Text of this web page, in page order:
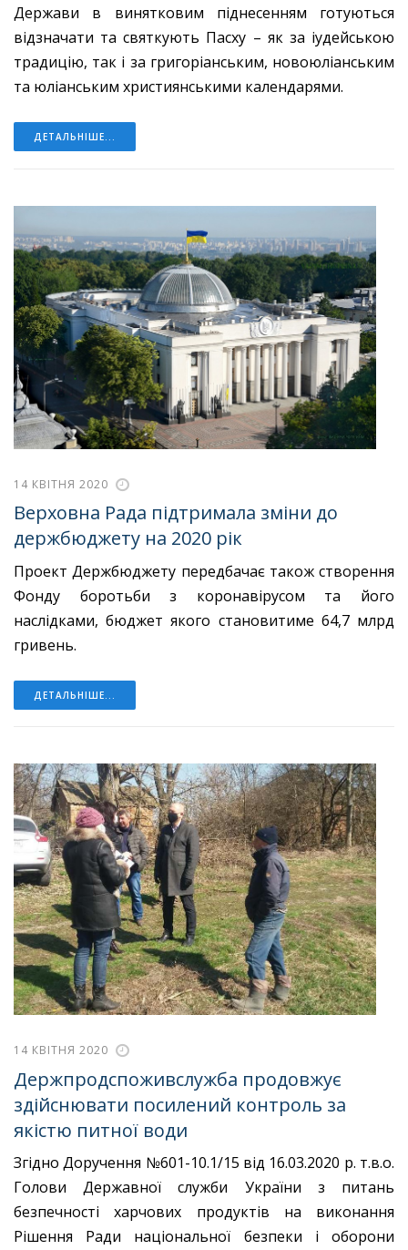
Держави в винятковим піднесенням готуються
відзначати та святкують Пасху – як за іудейською
традицію, так і за григоріанським, новоюліанським
та юліанським християнськими календарями.
ДЕТАЛЬНІШЕ...
14 КВІТНЯ 2020
Верховна Рада підтримала зміни до
держбюджету на 2020 рік
Проект Держбюджету передбачає також створення
Фонду боротьби з коронавірусом та його
наслідками, бюджет якого становитиме 64,7 млрд
гривень.
ДЕТАЛЬНІШЕ...
14 КВІТНЯ 2020
Держпродспоживслужба продовжує
здійснювати посилений контроль за
якістю питної води
Згідно Доручення №601-10.1/15 від 16.03.2020 р. т.в.о.
Голови Державної служби України з питань
безпечності харчових продуктів на виконання
Рішення Ради національної безпеки і оборони